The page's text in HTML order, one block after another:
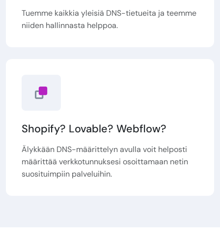
Tuemme kaikkia yleisiä DNS-tietueita ja teemme
niiden hallinnasta helppoa.
Shopify? Lovable? Webflow?
Älykkään DNS-määrittelyn avulla voit helposti
määrittää verkkotunnuksesi osoittamaan netin
suosituimpiin palveluihin.